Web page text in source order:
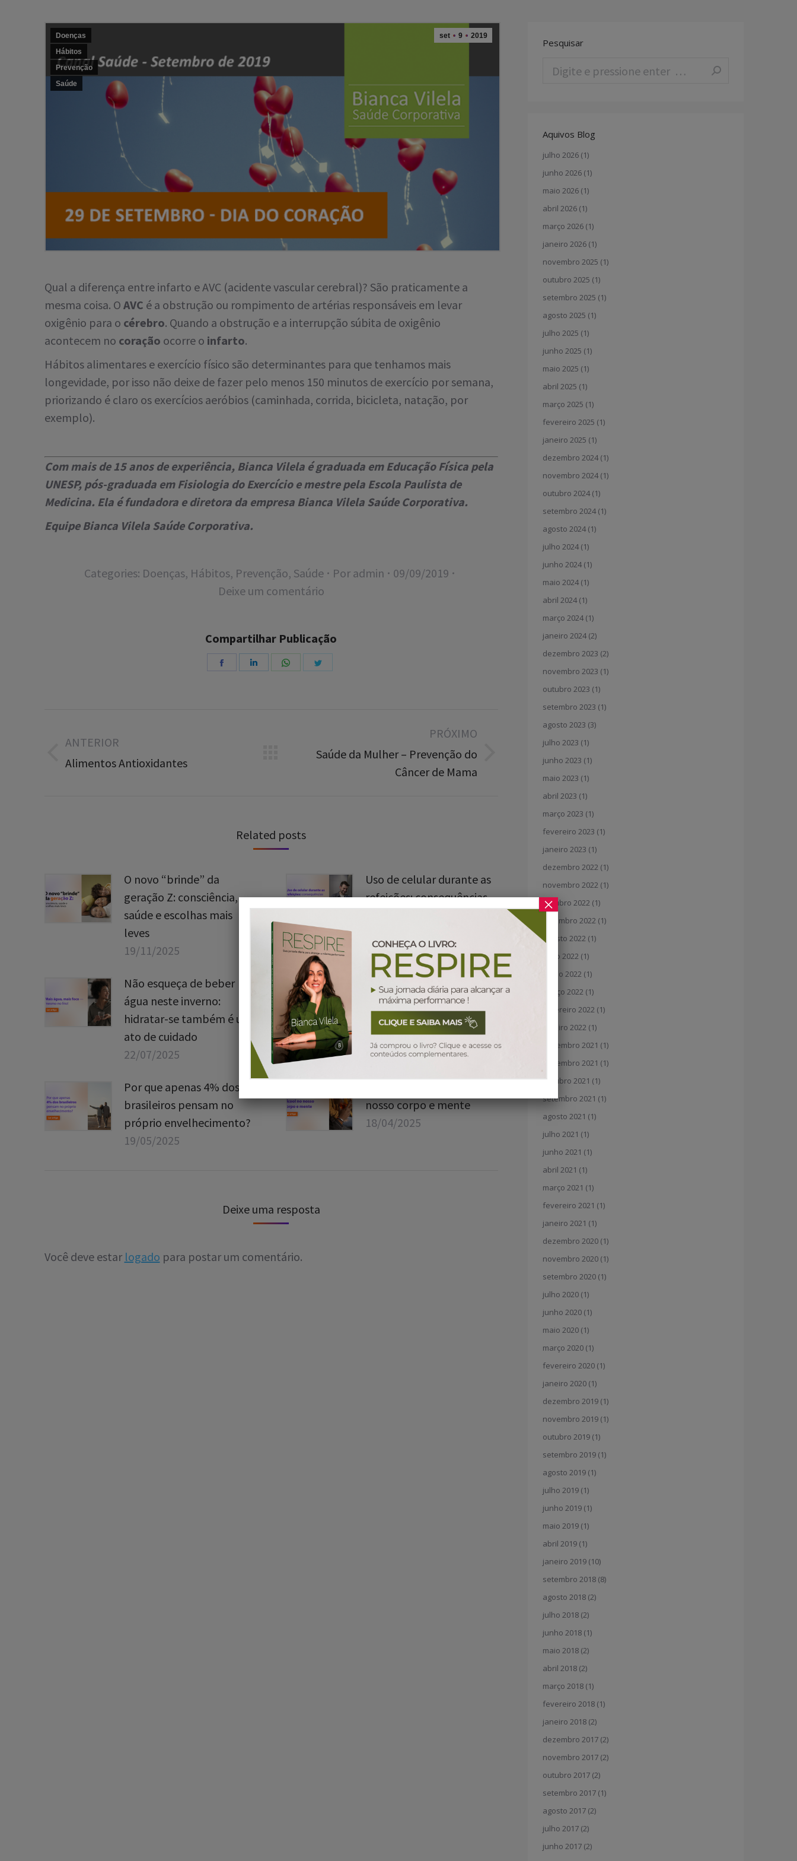
set 9 2019
Doenças
Hábitos
Prevenção
Saúde
Qual a diferença entre infarto e AVC (acidente vascular cerebral)? São praticamente a
mesma coisa. O AVC é a obstrução ou rompimento de artérias responsáveis em levar
oxigênio para o cérebro. Quando a obstrução e a interrupção súbita de oxigênio
acontecem no coração ocorre o infarto.
Hábitos alimentares e exercício físico são determinantes para que tenhamos mais
longevidade, por isso não deixe de fazer pelo menos 150 minutos de exercício por semana,
priorizando é claro os exercícios aeróbios (caminhada, corrida, bicicleta, natação, por
exemplo).
Com mais de 15 anos de experiência, Bianca Vilela é graduada em Educação Física pela
UNESP, pós-graduada em Fisiologia do Exercício e mestre pela Escola Paulista de
Medicina. Ela é fundadora e diretora da empresa Bianca Vilela Saúde Corporativa.
Equipe Bianca Vilela Saúde Corporativa.
Categories: Doenças, Hábitos, Prevenção, Saúde Por admin
09/09/2019
Deixe um comentário
Compartilhar Publicação
Share
ANTERIOR
Post
Alimentos Antioxidantes
PRÓXIMO
Próximo
Saúde da Mulher – Prevenção do
Câncer de Mama
Related posts
O novo “brinde” da
geração Z: consciência,
saúde e escolhas mais
leves
19/11/2025
Uso de celular durante as
refeições: consequências
Não esqueça de beber
água neste inverno:
hidratar-se também é um
ato de cuidado
22/07/2025
A saúde do futuro:
estamos preparados para
viver mais?
24/06/2025
Por que apenas 4% dos
brasileiros pensam no
próprio envelhecimento?
19/05/2025
nosso corpo e mente
18/04/2025
Deixe uma resposta
Você deve estar logado para postar um comentário.
Pesquisar
Aquivos Blog
julho 2026 (1)
junho 2026 (1)
maio 2026 (1)
abril 2026 (1)
março 2026 (1)
janeiro 2026 (1)
novembro 2025 (1)
outubro 2025 (1)
setembro 2025 (1)
agosto 2025 (1)
julho 2025 (1)
junho 2025 (1)
maio 2025 (1)
abril 2025 (1)
março 2025 (1)
fevereiro 2025 (1)
janeiro 2025 (1)
dezembro 2024 (1)
novembro 2024 (1)
outubro 2024 (1)
setembro 2024 (1)
agosto 2024 (1)
julho 2024 (1)
junho 2024 (1)
maio 2024 (1)
abril 2024 (1)
março 2024 (1)
janeiro 2024 (2)
dezembro 2023 (2)
novembro 2023 (1)
outubro 2023 (1)
setembro 2023 (1)
agosto 2023 (3)
julho 2023 (1)
junho 2023 (1)
maio 2023 (1)
abril 2023 (1)
março 2023 (1)
fevereiro 2023 (1)
janeiro 2023 (1)
dezembro 2022 (1)
novembro 2022 (1)
outubro 2022 (1)
setembro 2022 (1)
agosto 2022 (1)
julho 2022 (1)
junho 2022 (1)
março 2022 (1)
fevereiro 2022 (1)
janeiro 2022 (1)
dezembro 2021 (1)
novembro 2021 (1)
outubro 2021 (1)
setembro 2021 (1)
agosto 2021 (1)
julho 2021 (1)
junho 2021 (1)
abril 2021 (1)
março 2021 (1)
fevereiro 2021 (1)
janeiro 2021 (1)
dezembro 2020 (1)
novembro 2020 (1)
setembro 2020 (1)
julho 2020 (1)
junho 2020 (1)
maio 2020 (1)
março 2020 (1)
fevereiro 2020 (1)
janeiro 2020 (1)
dezembro 2019 (1)
novembro 2019 (1)
outubro 2019 (1)
setembro 2019 (1)
agosto 2019 (1)
julho 2019 (1)
junho 2019 (1)
maio 2019 (1)
abril 2019 (1)
janeiro 2019 (10)
setembro 2018 (8)
agosto 2018 (2)
julho 2018 (2)
junho 2018 (1)
maio 2018 (2)
abril 2018 (2)
março 2018 (1)
fevereiro 2018 (1)
janeiro 2018 (2)
dezembro 2017 (2)
novembro 2017 (2)
outubro 2017 (2)
setembro 2017 (1)
agosto 2017 (2)
julho 2017 (2)
junho 2017 (2)
×